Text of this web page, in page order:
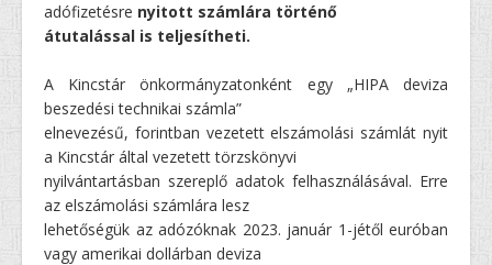
adófizetésre nyitott számlára történő
átutalással is teljesítheti.
A Kincstár önkormányzatonként egy „HIPA deviza
beszedési technikai számla”
elnevezésű, forintban vezetett elszámolási számlát nyit
a Kincstár által vezetett törzskönyvi
nyilvántartásban szereplő adatok felhasználásával. Erre
az elszámolási számlára lesz
lehetőségük az adózóknak 2023. január 1-jétől euróban
vagy amerikai dollárban deviza